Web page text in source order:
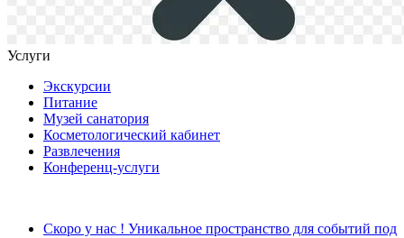
Услуги
Экскурсии
Питание
Музей санатория
Косметологический кабинет
Развлечения
Конференц-услуги
Скоро у нас ! Уникальное пространство для событий под